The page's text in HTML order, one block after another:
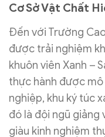
Cơ Sở Vật Chất
Đến với Trường
được trải nghiệm
khuôn viên Xanh –
thực hành được
nghiệp, khu ký túc
đó là đội ngũ giảng
giàu kinh nghiệm